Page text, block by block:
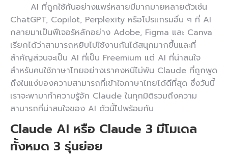
AI ที่ถูกใช้กันอย่างแพร่หลายมีมากมายหลายตัวเช่น
ChatGPT, Copilot, Perplexity หรือโปรแกรมอื่น ๆ ที่ AI
กลายมาเป็นฟีเจอร์หลักอย่าง Adobe, Figma และ Canva
เรียกได้ว่าสามารถหยิบไปใช้งานกันได้สนุกมากขึ้นและที่
สำคัญส่วนจะเป็น AI ที่เป็น Freemium แต่ AI ที่น่าสนใจ
สำหรับคนใช้ภาษาไทยอย่างเราคงหนีไม่พ้น Claude ที่ถูกพูด
ถึงในแง่ของความสามารถที่เข้าใจภาษาไทยได้ดีที่สุด ซึ่งวันนี้
เราจะพามาทำความรู้จัก Claude ในทุกมิติรวมถึงความ
สามารถที่น่าสนใจของ AI ตัวนี้ไปพร้อมกัน
Claude AI หรือ Claude 3 มีโมเดล
ทั้งหมด 3 รุ่นย่อย